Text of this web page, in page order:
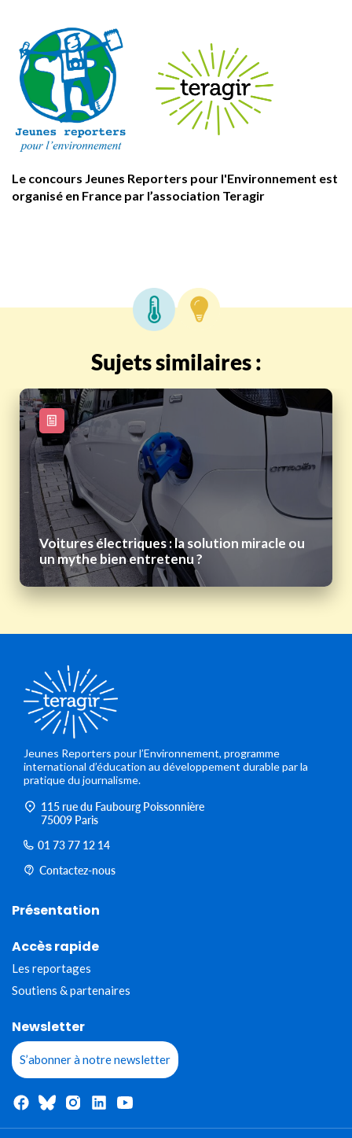
Le concours Jeunes Reporters pour l'Environnement est
organisé en France par l’association Teragir
Sujets similaires :
Voitures électriques : la solution miracle ou
un mythe bien entretenu ?
Jeunes Reporters pour l’Environnement, programme
international d’éducation au développement durable par la
pratique du journalisme.
115 rue du Faubourg Poissonnière
75009 Paris
01 73 77 12 14
Contactez-nous
Présentation
Accès rapide
Les reportages
Soutiens & partenaires
Newsletter
S’abonner à notre newsletter